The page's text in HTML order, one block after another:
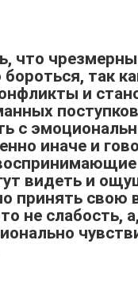
что
так
и
с
иначе и
видеть и
принять свою
не слабость,